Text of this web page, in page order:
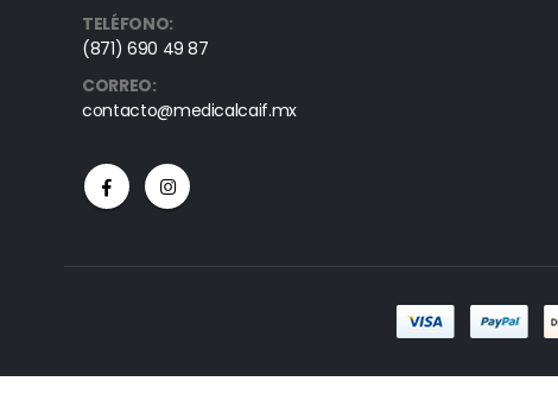
TELÉFONO:
(871) 690 49 87
CORREO:
contacto@medicalcaif.mx